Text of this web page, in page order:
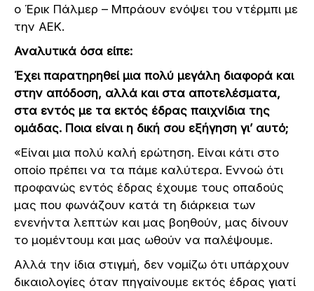
ο Έρικ Πάλμερ – Μπράουν ενόψει του ντέρμπι με
την ΑΕΚ.
Αναλυτικά όσα είπε:
Έχει παρατηρηθεί μια πολύ μεγάλη διαφορά και
στην απόδοση, αλλά και στα αποτελέσματα,
στα εντός με τα εκτός έδρας παιχνίδια της
ομάδας. Ποια είναι η δική σου εξήγηση γι’ αυτό;
«Είναι μια πολύ καλή ερώτηση. Είναι κάτι στο
οποίο πρέπει να τα πάμε καλύτερα. Εννοώ ότι
προφανώς εντός έδρας έχουμε τους οπαδούς
μας που φωνάζουν κατά τη διάρκεια των
ενενήντα λεπτών και μας βοηθούν, μας δίνουν
το μομέντουμ και μας ωθούν να παλέψουμε.
Αλλά την ίδια στιγμή, δεν νομίζω ότι υπάρχουν
δικαιολογίες όταν πηγαίνουμε εκτός έδρας γιατί